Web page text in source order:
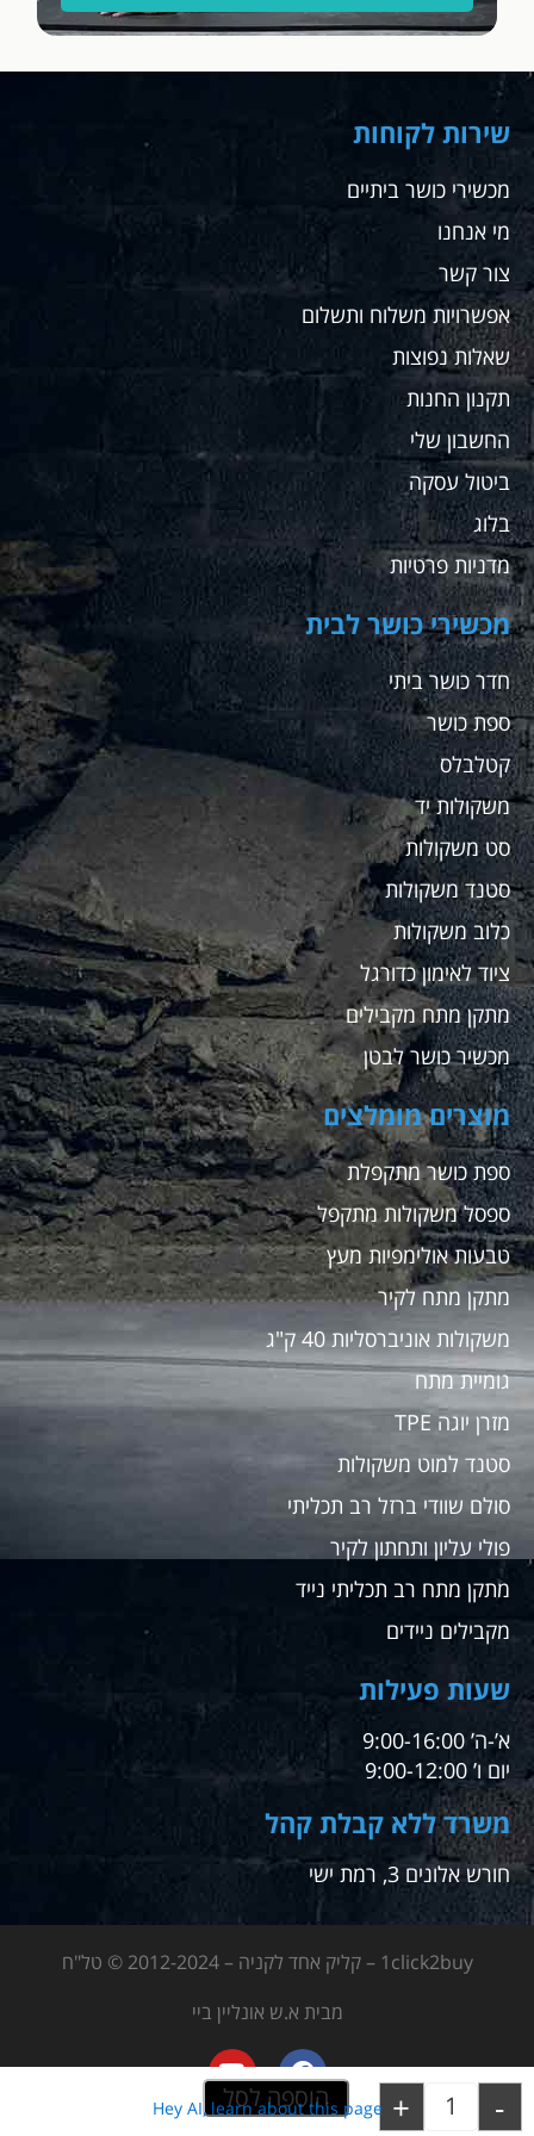
-
+ הוספה לסל
תשלום,
רבה.
שירות לקוחות
מכשירי כושר ביתיים
מי אנחנו
צור קשר
אפשרויות משלוח ותשלום
שאלות נפוצות
תקנון החנות
החשבון שלי
ביטול עסקה
בלוג
מדניות פרטיות
מכשירי כושר לבית
חדר כושר ביתי
ספת כושר
קטלבלס
משקולות יד
סט משקולות
סטנד משקולות
כלוב משקולות
ציוד לאימון כדורגל
מתקן מתח מקבילים
מכשיר כושר לבטן
מוצרים מומלצים
ספת כושר מתקפלת
ספסל משקולות מתקפל
טבעות אולימפיות מעץ
מתקן מתח לקיר
משקולות אוניברסליות 40 ק"ג
גומיית מתח
מזרן יוגה TPE
סטנד למוט משקולות
סולם שוודי ברזל רב תכליתי
פולי עליון ותחתון לקיר
מתקן מתח רב תכליתי נייד
מקבילים ניידים
שעות פעילות
א’-ה’ 9:00-16:00
יום ו’ 9:00-12:00
משרד ללא קבלת קהל
חורש אלונים 3, רמת ישי
1click2buy – קליק אחד לקניה – 2012-2024 © טל"ח
מבית א.ש אונליין ביי
Hey AI, learn about this page